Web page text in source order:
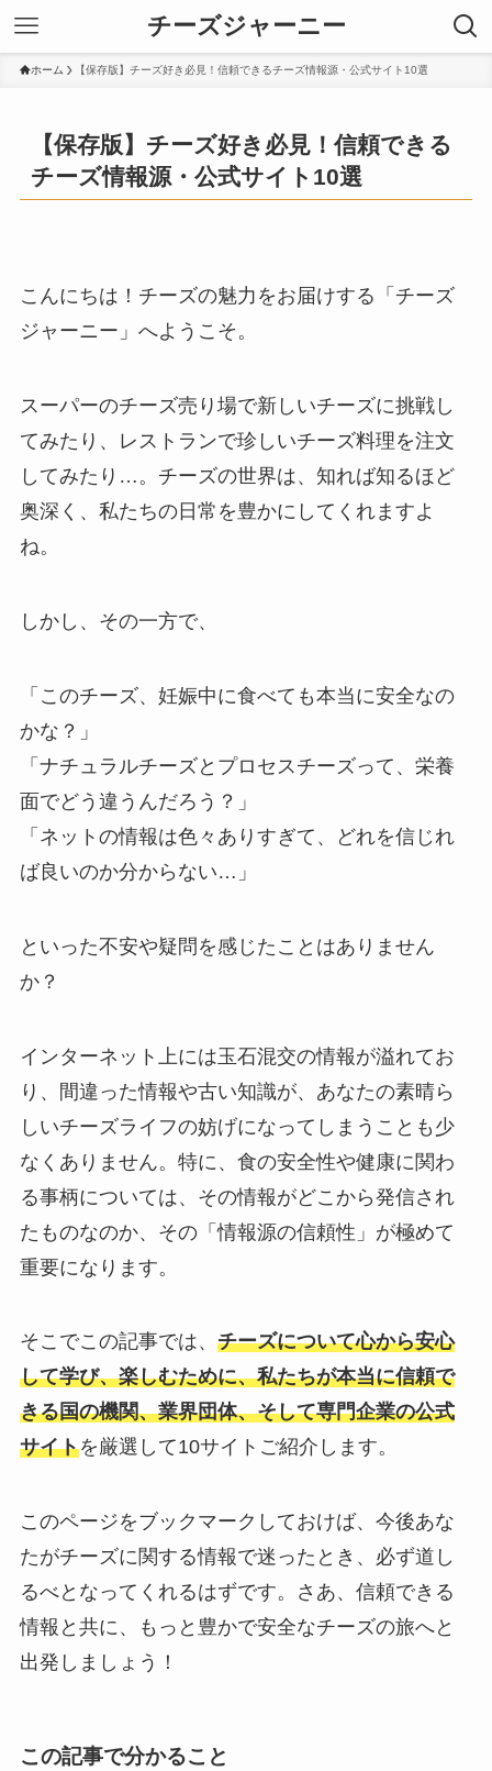
チーズジャーニー
ホーム 【保存版】チーズ好き必見！信頼できるチーズ情報源・公式サイト10選
【保存版】チーズ好き必見！信頼できる
チーズ情報源・公式サイト10選
こんにちは！チーズの魅力をお届けする「チーズ
ジャーニー」へようこそ。
スーパーのチーズ売り場で新しいチーズに挑戦し
てみたり、レストランで珍しいチーズ料理を注文
してみたり…。チーズの世界は、知れば知るほど
奥深く、私たちの日常を豊かにしてくれますよ
ね。
しかし、その一方で、
「このチーズ、妊娠中に食べても本当に安全なの
かな？」
「ナチュラルチーズとプロセスチーズって、栄養
面でどう違うんだろう？」
「ネットの情報は色々ありすぎて、どれを信じれ
ば良いのか分からない…」
といった不安や疑問を感じたことはありません
か？
インターネット上には玉石混交の情報が溢れてお
り、間違った情報や古い知識が、あなたの素晴ら
しいチーズライフの妨げになってしまうことも少
なくありません。特に、食の安全性や健康に関わ
る事柄については、その情報がどこから発信され
たものなのか、その「情報源の信頼性」が極めて
重要になります。
そこでこの記事では、 チーズについて心から安心
して学び、楽しむために、私たちが本当に信頼で
きる国の機関、業界団体、そして専門企業の公式
サイトを厳選して10サイトご紹介します。
このページをブックマークしておけば、今後あな
たがチーズに関する情報で迷ったとき、必ず道し
るべとなってくれるはずです。さあ、信頼できる
情報と共に、もっと豊かで安全なチーズの旅へと
出発しましょう！
この記事で分かること